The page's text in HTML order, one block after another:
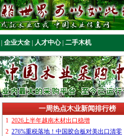
| 企业大全 | 人才中心 | 二手木机